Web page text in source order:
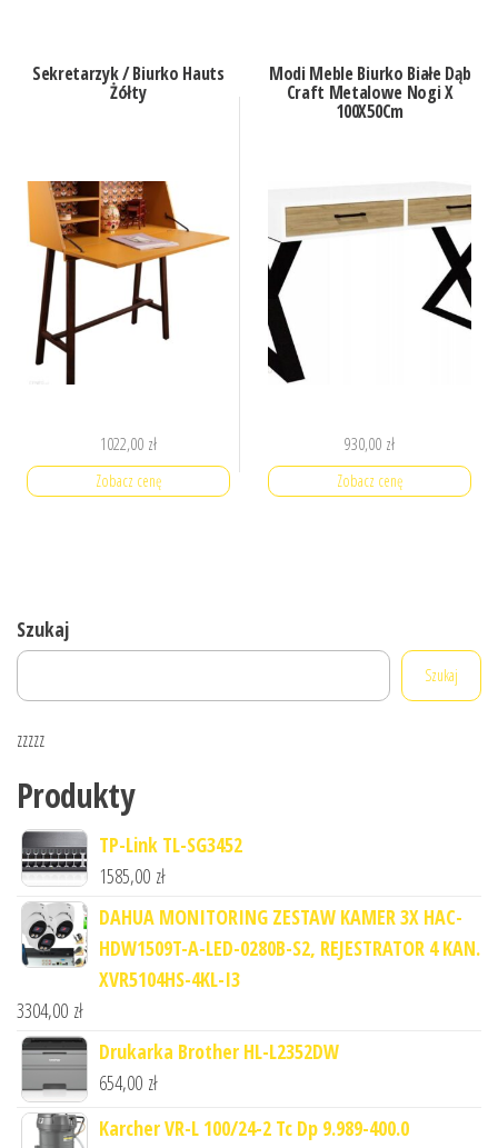
Sekretarzyk / Biurko Hauts
Żółty
1022,00 zł
Zobacz cenę
Modi Meble Biurko Białe Dąb
Craft Metalowe Nogi X
100X50Cm
930,00 zł
Zobacz cenę
Szukaj
Szukaj
zzzzz
Produkty
TP-Link TL-SG3452
1585,00 zł
DAHUA MONITORING ZESTAW KAMER 3X HAC-
HDW1509T-A-LED-0280B-S2, REJESTRATOR 4 KAN.
XVR5104HS-4KL-I3
3304,00 zł
Drukarka Brother HL-L2352DW
654,00 zł
Karcher VR-L 100/24-2 Tc Dp 9.989-400.0